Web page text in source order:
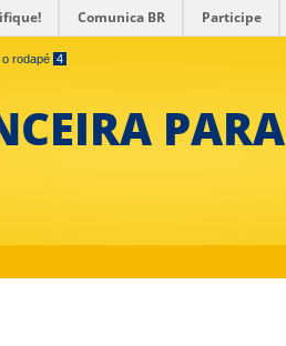
o rodapé 4
Comunica BR Participe
PARA